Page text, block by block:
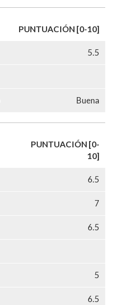
PUNTUACIÓN [0-10]
5.5
Buena
PUNTUACIÓN [0-
10]
6.5
7
6.5
5
6.5